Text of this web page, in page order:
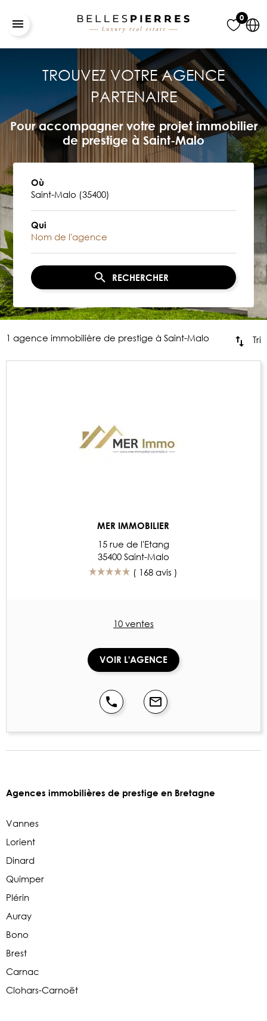
0
TROUVEZ VOTRE AGENCE
PARTENAIRE
Pour accompagner votre projet immobilier
de prestige à Saint-Malo
Où
Qui
RECHERCHER
1 agence immobilière de prestige à Saint-Malo Tri
MER IMMOBILIER
15 rue de l'Etang
35400 Saint-Malo
( 168 avis )
10 ventes
VOIR L'AGENCE
Agences immobilières de prestige en Bretagne
Vannes
Lorient
Dinard
Quimper
Plérin
Auray
Bono
Brest
Carnac
Clohars-Carnoët